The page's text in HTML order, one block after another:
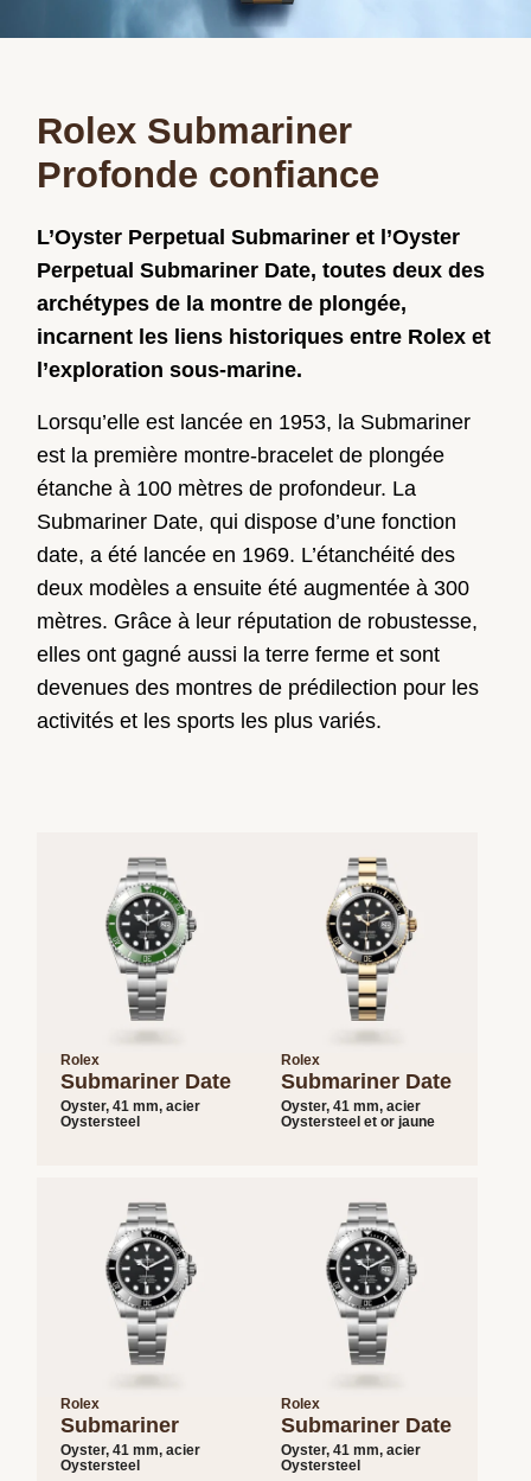
Rolex Submariner
Profonde confiance
L’Oyster Perpetual Submariner et l’Oyster
Perpetual Submariner Date, toutes deux des
archétypes de la montre de plongée,
incarnent les liens historiques entre Rolex et
l’exploration sous‑marine.
Lorsqu’elle est lancée en 1953, la Submariner
est la première montre‑bracelet de plongée
étanche à 100 mètres de profondeur. La
Submariner Date, qui dispose d’une fonction
date, a été lancée en 1969. L’étanchéité des
deux modèles a ensuite été augmentée à 300
mètres. Grâce à leur réputation de robustesse,
elles ont gagné aussi la terre ferme et sont
devenues des montres de prédilection pour les
activités et les sports les plus variés.
Rolex
Submariner Date
Oyster, 41 mm, acier
Oystersteel
Rolex
Submariner Date
Oyster, 41 mm, acier
Oystersteel et or jaune
Rolex
Submariner
Oyster, 41 mm, acier
Oystersteel
Rolex
Submariner Date
Oyster, 41 mm, acier
Oystersteel